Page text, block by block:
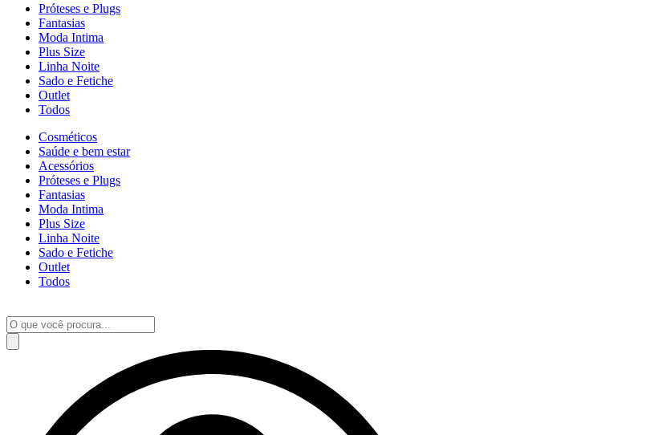
Próteses e Plugs
Fantasias
Moda Intima
Plus Size
Linha Noite
Sado e Fetiche
Outlet
Todos
Cosméticos
Saúde e bem estar
Acessórios
Próteses e Plugs
Fantasias
Moda Intima
Plus Size
Linha Noite
Sado e Fetiche
Outlet
Todos
Pesquisar
produtos